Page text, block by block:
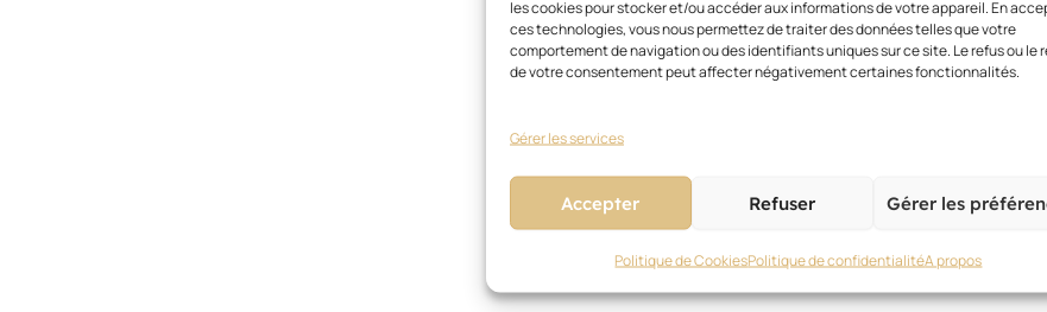
les cookies pour stocker et/ou accéder aux informations de votre appareil. En
ces technologies, vous nous permettez de traiter des données telles que votre
comportement de navigation ou des identifiants uniques sur ce site. Le refus ou le
de votre consentement peut affecter négativement certaines fonctionnalités.
Gérer les services
Accepter Refuser Gérer les
Politique de CookiesPolitique de confidentialitéA propos